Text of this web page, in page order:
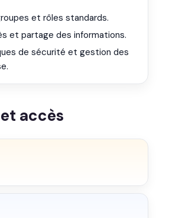
et rôles standards.
et partage des informations.
de sécurité et gestion des
accès